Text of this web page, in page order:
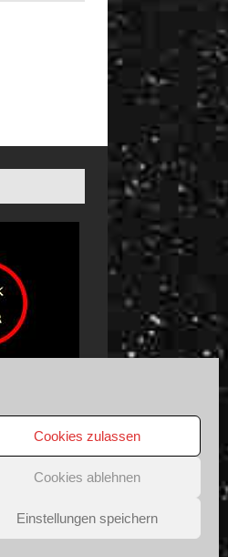
Cookies zulassen
Cookies ablehnen
Einstellungen speichern
COPYRIGHT